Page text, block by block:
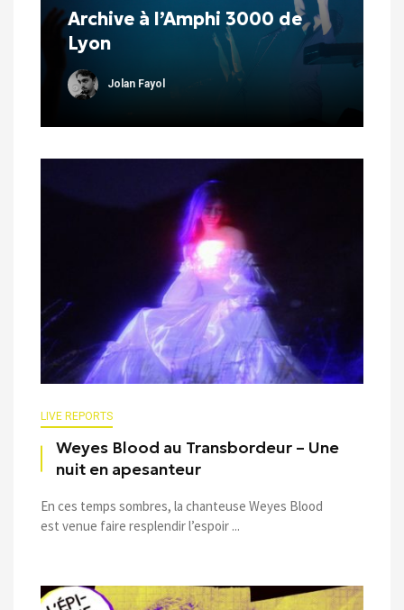
Archive à l’Amphi 3000 de
Lyon
Jolan Fayol
LIVE REPORTS
Weyes Blood au Transbordeur – Une
nuit en apesanteur
En ces temps sombres, la chanteuse Weyes Blood
est venue faire resplendir l’espoir ...